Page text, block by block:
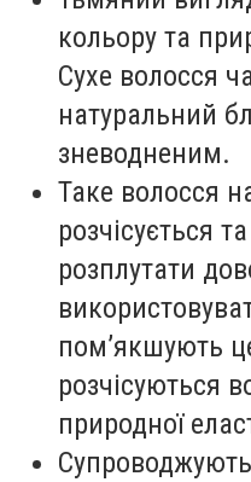
кольору та
Сухе волосся
натуральний
зневодненим.
Таке волосся
розчісується
розплутати
пом’якшують
розчісуються
природної